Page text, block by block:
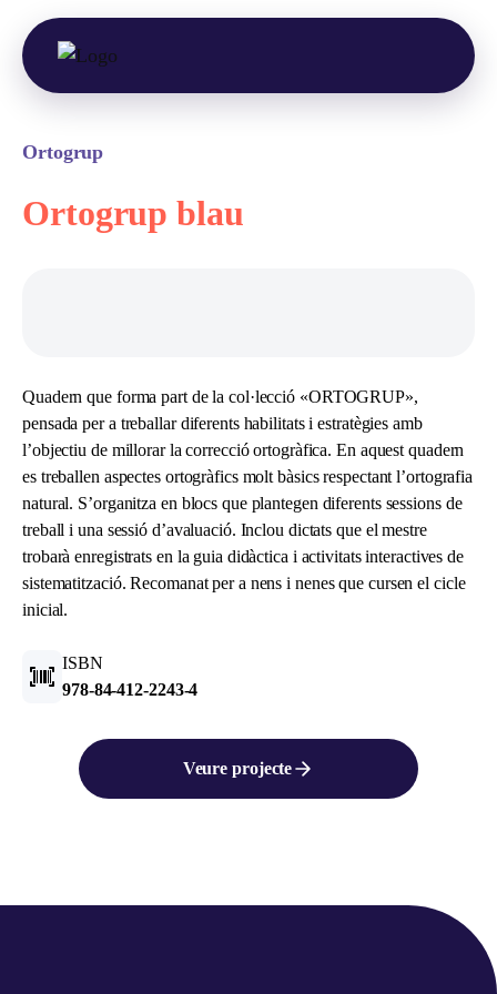
Ortogrup
Ortogrup blau
Quadern que forma part de la col·lecció «ORTOGRUP»,
pensada per a treballar diferents habilitats i estratègies amb
l’objectiu de millorar la correcció ortogràfica. En aquest quadern
es treballen aspectes ortogràfics molt bàsics respectant l’ortografia
natural. S’organitza en blocs que plantegen diferents sessions de
treball i una sessió d’avaluació. Inclou dictats que el mestre
trobarà enregistrats en la guia didàctica i activitats interactives de
sistematització. Recomanat per a nens i nenes que cursen el cicle
inicial.
ISBN
978-84-412-2243-4
Veure projecte